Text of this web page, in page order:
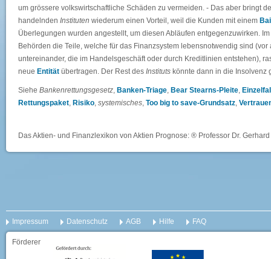
um grössere volkswirtschaftliche Schäden zu vermeiden. - Das aber bringt
handelnden Instituten wiederum einen Vorteil, weil die Kunden mit einem
Überlegungen wurden angestellt, um diesen Abläufen entgegenzuwirken.
Behörden die Teile, welche für das Finanzsystem lebensnotwendig sind
untereinander, die im Handelsgeschäft oder durch Kreditlinien entstehen),
neue Entität übertragen. Der Rest des Instituts könnte dann in die Insolvenz
Siehe Bankenrettungsgesetz, Banken-Triage, Bear Stearns-Pleite,
Rettungspaket, Risiko, systemisches, Too big to save-Grundsatz,
Das Aktien- und Finanzlexikon von Aktien Prognose: ® Professor Dr.
Impressum Datenschutz AGB Hilfe FAQ
Förderer